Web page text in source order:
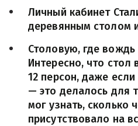
Личный кабинет
деревянным столом
Столовую, где вождь
Интересно, что стол
12 персон, даже
— это делалось для
мог узнать, сколько
присутствовало на